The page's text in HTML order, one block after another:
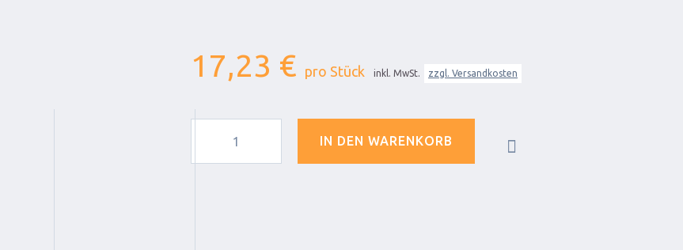
17,23 € pro Stück inkl. MwSt. zzgl. Versandkosten
IN DEN WARENKORB